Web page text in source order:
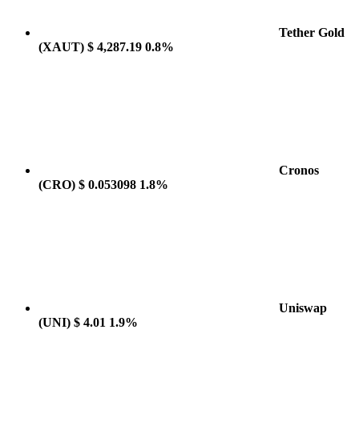
Tether Gold
(XAUT) $ 4,287.19 0.8%
Cronos
(CRO) $ 0.053098 1.8%
Uniswap
(UNI) $ 4.01 1.9%